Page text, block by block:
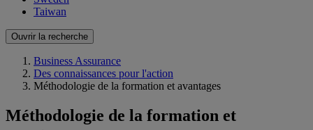
Taiwan
Ouvrir la recherche
Business Assurance
Des connaissances pour l'action
Méthodologie de la formation et avantages
Méthodologie de la formation et